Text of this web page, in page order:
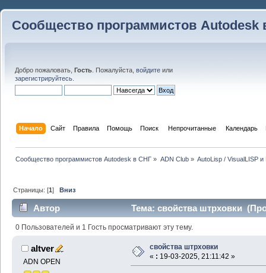
Сообщество программистов Autodesk
Добро пожаловать, Гость . Пожалуйста, войдите или
зарегистрируйтесь
Начало Сайт Правила Помощь Поиск Непрочитанные Календарь
Сообщество программистов Autodesk в СНГ » ADN Club» AutoLisp / VisualLISP и
Страницы: [1]Вниз
Автор Тема: свойства штрховки
0 Пользователей и 1 Гость просматривают эту тему.
altver
ADN OPEN
свойства штрховки
« : 19-03-2025, 21:11:42 »